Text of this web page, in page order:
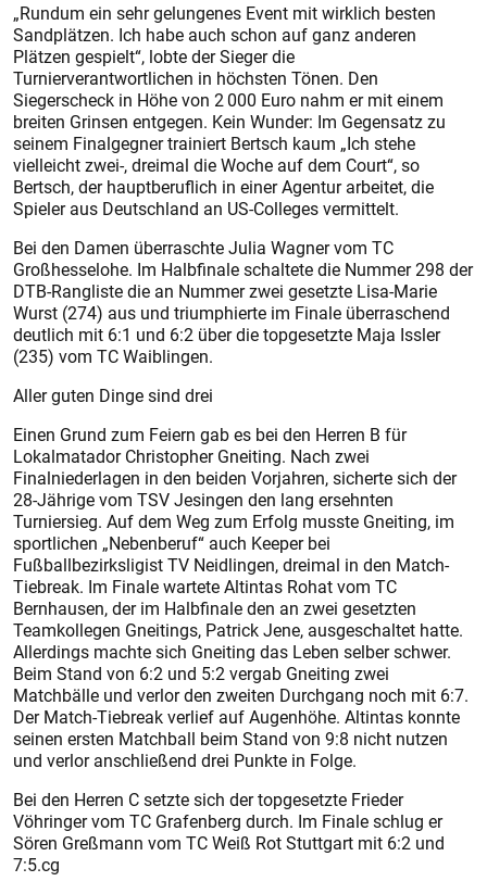
„Rundum ein sehr gelungenes Event mit wirklich besten
Sandplätzen. Ich habe auch schon auf ganz anderen
Plätzen gespielt“, lobte der Sieger die
Turnierverantwortlichen in höchsten Tönen. Den
Siegerscheck in Höhe von 2 000 Euro nahm er mit einem
breiten Grinsen entgegen. Kein Wunder: Im Gegensatz zu
seinem Finalgegner trainiert Bertsch kaum „Ich stehe
vielleicht zwei-, dreimal die Woche auf dem Court“, so
Bertsch, der hauptberuflich in einer Agentur arbeitet, die
Spieler aus Deutschland an US-Colleges vermittelt.
Bei den Damen überraschte Julia Wagner vom TC
Großhesselohe. Im Halbfinale schaltete die Nummer 298 der
DTB-Rangliste die an Nummer zwei gesetzte Lisa-Marie
Wurst (274) aus und triumphierte im Finale überraschend
deutlich mit 6:1 und 6:2 über die topgesetzte Maja Issler
(235) vom TC Waiblingen.
Aller guten Dinge sind drei
Einen Grund zum Feiern gab es bei den Herren B für
Lokalmatador Christopher Gneiting. Nach zwei
Finalniederlagen in den beiden Vorjahren, sicherte sich der
28-Jährige vom TSV Jesingen den lang ersehnten
Turniersieg. Auf dem Weg zum Erfolg musste Gneiting, im
sportlichen „Nebenberuf“ auch Keeper bei
Fußballbezirksligist TV Neidlingen, dreimal in den Match-
Tiebreak. Im Finale wartete Altintas Rohat vom TC
Bernhausen, der im Halbfinale den an zwei gesetzten
Teamkollegen Gneitings, Patrick Jene, ausgeschaltet hatte.
Allerdings machte sich Gneiting das Leben selber schwer.
Beim Stand von 6:2 und 5:2 vergab Gneiting zwei
Matchbälle und verlor den zweiten Durchgang noch mit 6:7.
Der Match-Tiebreak verlief auf Augenhöhe. Altintas konnte
seinen ersten Matchball beim Stand von 9:8 nicht nutzen
und verlor anschließend drei Punkte in Folge.
Bei den Herren C setzte sich der topgesetzte Frieder
Vöhringer vom TC Grafenberg durch. Im Finale schlug er
Sören Greßmann vom TC Weiß Rot Stuttgart mit 6:2 und
7:5.cg